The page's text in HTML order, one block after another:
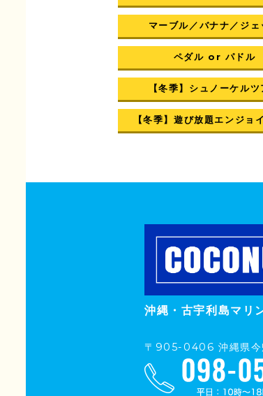
マーブル／バナナ／ジェ
ペダル or パドル
【冬季】シュノーケルツ
【冬季】遊び放題エンジョ
沖縄・古宇利島マリ
〒905-0406 沖縄県今